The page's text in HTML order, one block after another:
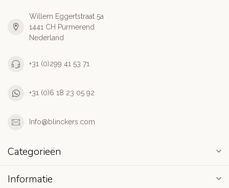
Willem Eggertstraat 5a
1441 CH Purmerend
Nederland
+31 (0)299 41 53 71
+31 (0)6 18 23 05 92
Info@blinckers.com
Categorieën
Informatie